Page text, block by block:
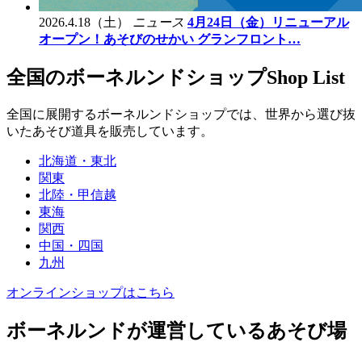
2026.4.18（土） ニュース 4月24日（金）リニューアル
オープン！あそびのせかい グランフロント…
全国のボーネルンドショップShop List
全国に展開するボーネルンドショップでは、世界から選び抜
いたあそび道具を販売しています。
北海道・東北
関東
北陸・甲信越
東海
関西
中国・四国
九州
オンラインショップはこちら
ボーネルンドが運営しているあそび場